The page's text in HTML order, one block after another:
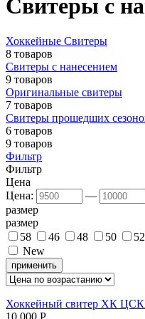
Свитеры с
Хоккейные Свитеры
8 товаров
Свитеры с нанесением
9 товаров
Оригинальные свитеры
7 товаров
Свитеры прошедших
6 товаров
9 товаров
Фильтр
Фильтр
Цена
Цена:
—
размер
размер
58
46 48 50 52
New
применить
Хоккейный свитер ХК
10 000 P